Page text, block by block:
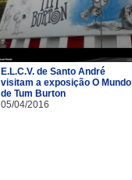
E.L.C.V. de Santo André
visitam a exposição O Mundo
de Tum Burton
05/04/2016